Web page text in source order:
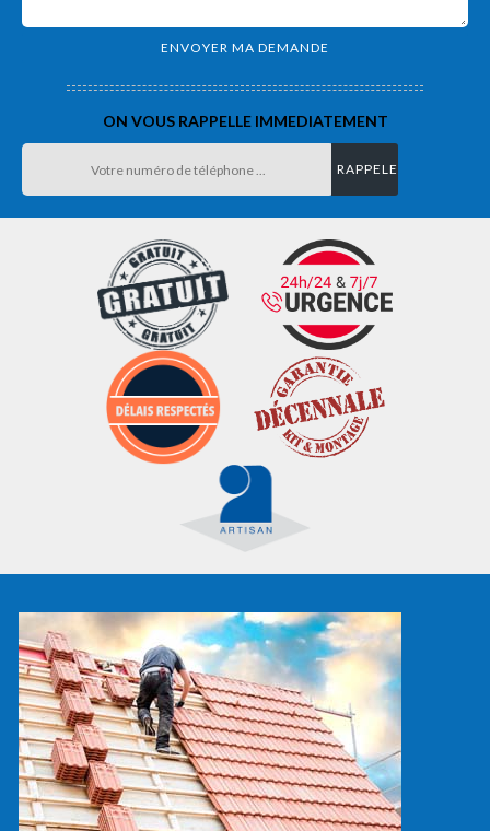
ON VOUS RAPPELLE IMMEDIATEMENT